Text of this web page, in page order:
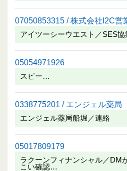
07050853315 / 株式会社I2C営
アイツーシーウエスト／SES協
05054971926
スピー…
0338775201 / エンジェル薬局
エンジェル薬局船堀／連絡
05017809179
ラクーンフィナンシャル／DM
こい確認…